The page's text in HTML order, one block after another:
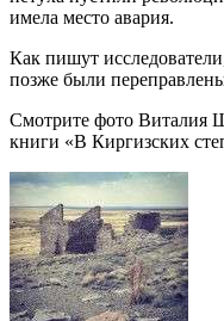
имела место авария.
Как пишут
позже были
Смотрите фото Виталия
книги «В Киргизских